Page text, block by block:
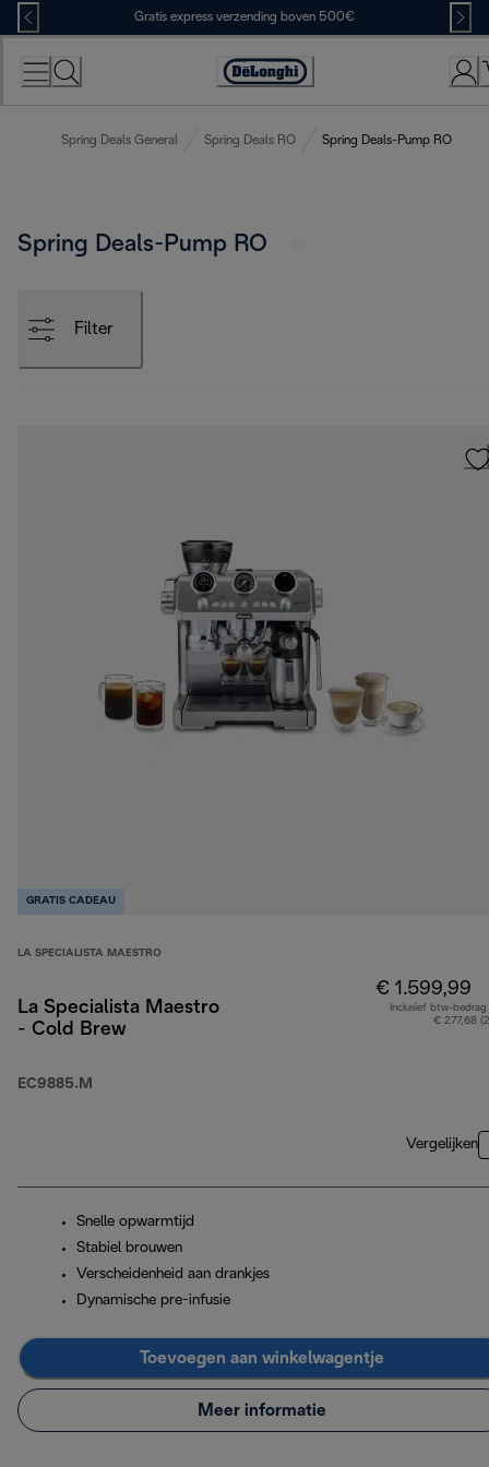
Skip
to
Content
Gratis express verzending boven 500€
Accessibility
Spring Deals General Spring Deals RO Spring Deals-Pump RO
Spring Deals-Pump RO
Filter
GRATIS CADEAU
LA SPECIALISTA MAESTRO
La Specialista Maestro
- Cold Brew
EC9885.M
€ 1.599,99
Inclusief btw-bedrag
€ 277,68
Vergelijken
Snelle opwarmtijd
Stabiel brouwen
Verscheidenheid aan drankjes
Dynamische pre-infusie
Toevoegen aan winkelwagentje
Meer informatie